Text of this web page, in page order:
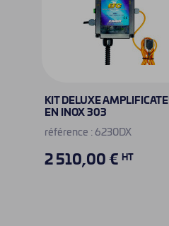
KIT DELUXE
EN INOX 303
référence : 6230DX
2 510,00 € HT